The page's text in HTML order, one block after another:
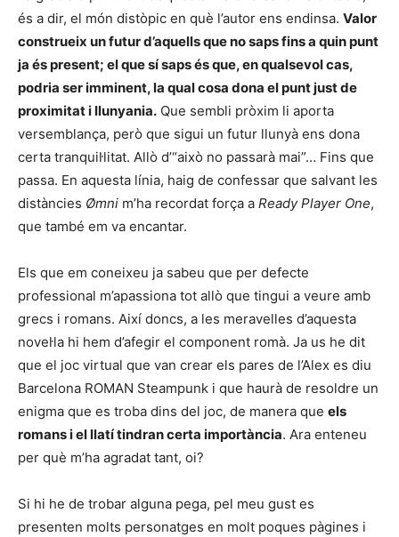
és a dir, el món distòpic en què l’autor ens endinsa. Valor
construeix un futur d’aquells que no saps fins a quin punt
ja és present; el que sí saps és que, en qualsevol cas,
podria ser imminent, la qual cosa dona el punt just de
proximitat i llunyania. Que sembli pròxim li aporta
versemblança, però que sigui un futur llunyà ens dona
certa tranquil·litat. Allò d’“això no passarà mai”… Fins que
passa. En aquesta línia, haig de confessar que salvant les
distàncies Ømni m’ha recordat força a Ready Player One,
que també em va encantar.
Els que em coneixeu ja sabeu que per defecte
professional m’apassiona tot allò que tingui a veure amb
grecs i romans. Així doncs, a les meravelles d’aquesta
novel·la hi hem d’afegir el component romà. Ja us he dit
que el joc virtual que van crear els pares de l’Alex es diu
Barcelona ROMAN Steampunk i que haurà de resoldre un
enigma que es troba dins del joc, de manera que els
romans i el llatí tindran certa importància. Ara enteneu
per què m’ha agradat tant, oi?
Si hi he de trobar alguna pega, pel meu gust es
presenten molts personatges en molt poques pàgines i